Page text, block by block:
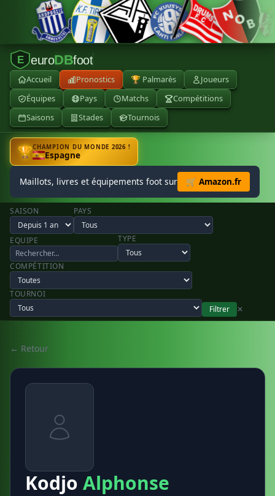
E euroDBfoot
Accueil Pronostics 🏆 Palmarès
Joueurs
Équipes
Pays Matchs
Compétitions
Saisons
Stades Tournois
🏆CHAMPION DU MONDE 2026 !
Espagne
Maillots, livres et équipements foot sur 🛒 Amazon.fr
SAISON PAYS
EQUIPE TYPE
COMPÉTITION
TOURNOI
Filtrer
✕
← Retour
Kodjo Alphonse